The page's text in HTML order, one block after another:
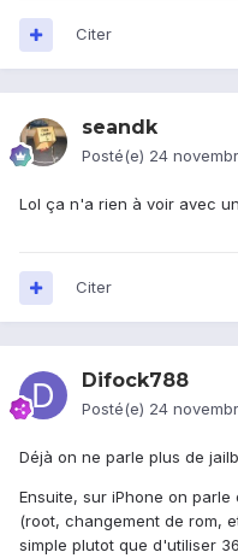
Citer
seandk
Posté(e) 24
Lol ça n'a rien à voir avec
Citer
Difock788
Posté(e) 24
Déjà on ne parle plus de
Ensuite, sur iPhone on
(root, changement de rom,
simple plutot que d'utiliser